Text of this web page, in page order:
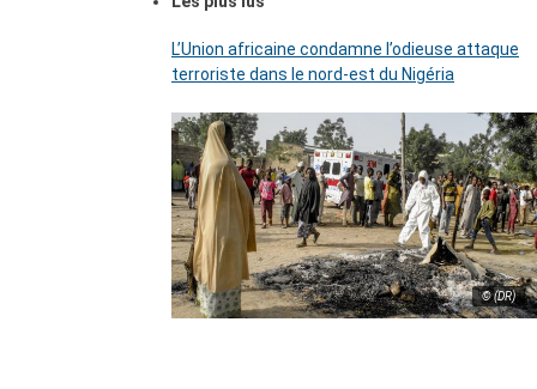
L’Union africaine condamne l’odieuse attaque
terroriste dans le nord-est du Nigéria
© (DR)